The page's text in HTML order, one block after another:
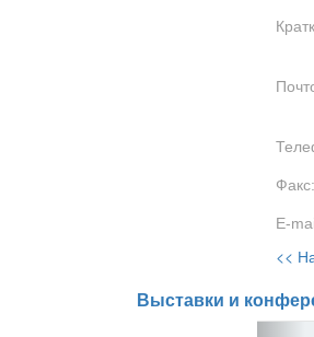
Факс:
E-
<<
Выставки и